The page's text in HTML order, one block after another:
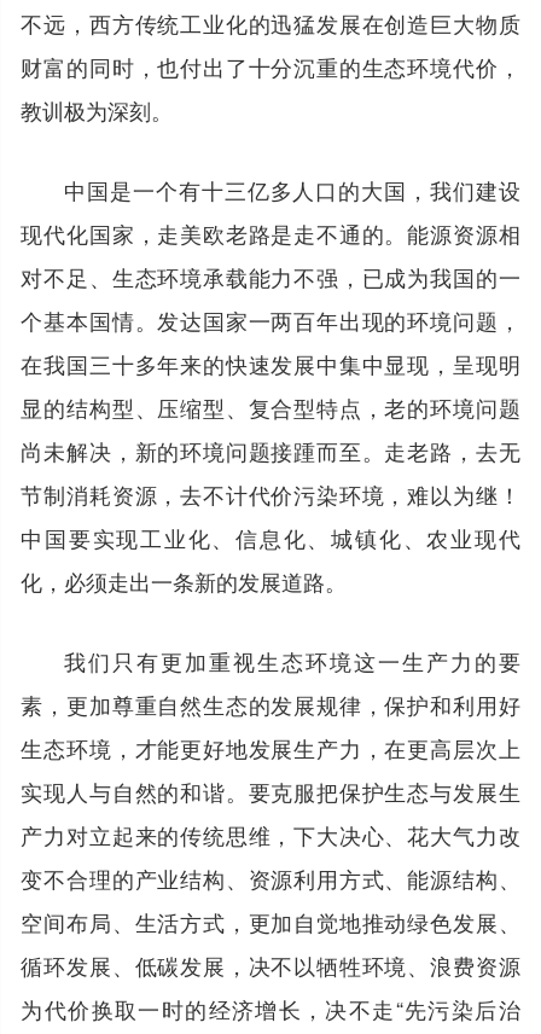
不远，西方传统工业化的迅猛发展在创造巨大物质
财富的同时，也付出了十分沉重的生态环境代价，
教训极为深刻。
中国是一个有十三亿多人口的大国，我们建设
现代化国家，走美欧老路是走不通的。能源资源相
对不足、生态环境承载能力不强，已成为我国的一
个基本国情。发达国家一两百年出现的环境问题，
在我国三十多年来的快速发展中集中显现，呈现明
显的结构型、压缩型、复合型特点，老的环境问题
尚未解决，新的环境问题接踵而至。走老路，去无
节制消耗资源，去不计代价污染环境，难以为继！
中国要实现工业化、信息化、城镇化、农业现代
化，必须走出一条新的发展道路。
我们只有更加重视生态环境这一生产力的要
素，更加尊重自然生态的发展规律，保护和利用好
生态环境，才能更好地发展生产力，在更高层次上
实现人与自然的和谐。要克服把保护生态与发展生
产力对立起来的传统思维，下大决心、花大气力改
变不合理的产业结构、资源利用方式、能源结构、
空间布局、生活方式，更加自觉地推动绿色发展、
循环发展、低碳发展，决不以牺牲环境、浪费资源
为代价换取一时的经济增长，决不走“先污染后治